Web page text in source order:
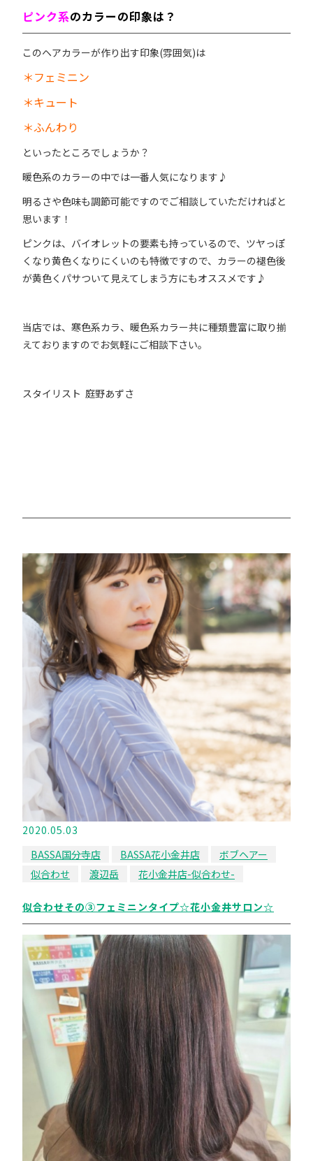
ピンク系のカラーの印象は？
このヘアカラーが作り出す印象(雰囲気)は
＊フェミニン
＊キュート
＊ふんわり
といったところでしょうか？
暖色系のカラーの中では一番人気になります♪
明るさや色味も調節可能ですのでご相談していただければと
思います！
ピンクは、バイオレットの要素も持っているので、ツヤっぽ
くなり黄色くなりにくいのも特徴ですので、カラーの褪色後
が黄色くパサついて見えてしまう方にもオススメです♪
当店では、寒色系カラ、暖色系カラー共に種類豊富に取り揃
えておりますのでお気軽にご相談下さい。
スタイリスト 庭野あずさ
2020.05.03
BASSA国分寺店
BASSA花小金井店
ボブヘアー
似合わせ
渡辺岳 花小金井店-似合わせ-
似合わせその③フェミニンタイプ☆花小金井サロン☆